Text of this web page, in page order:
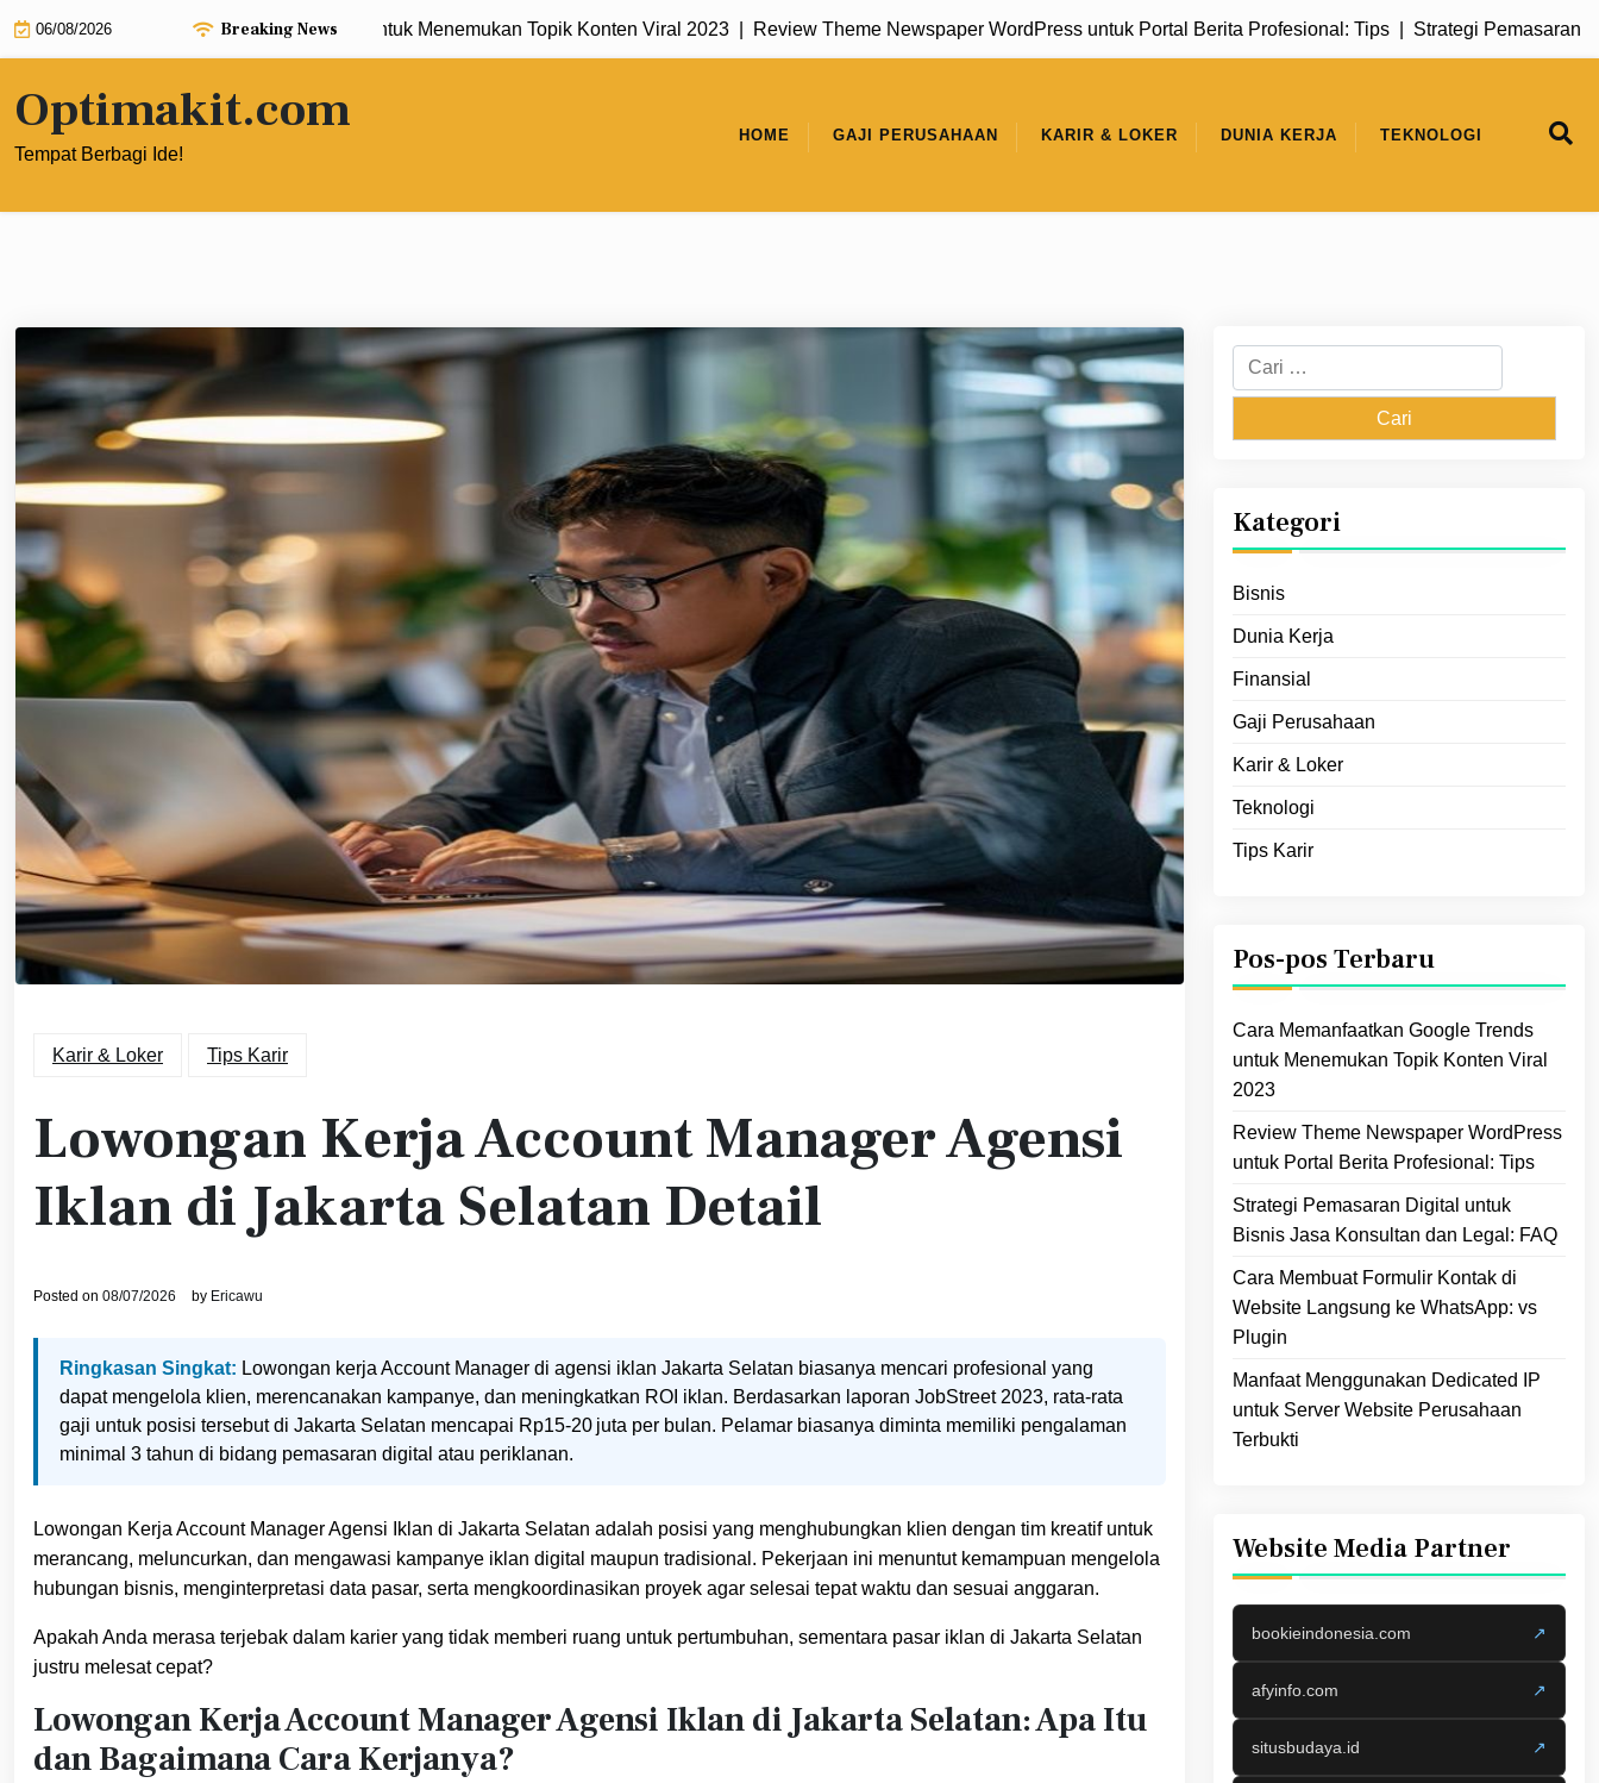
06/08/2026 Breaking News
Memanfaatkan Google Trends untuk Menemukan Topik Konten Viral 2023 |Review Theme Newspaper WordPress untuk Portal Berita Profesional: Tips |Strategi Pemasaran Digital
Optimakit.com
Tempat Berbagi Ide!
HOME GAJI PERUSAHAAN KARIR & LOKER DUNIA KERJA TEKNOLOGI
Karir & Loker Tips Karir
Lowongan Kerja Account Manager Agensi
Iklan di Jakarta Selatan Detail
Posted on 08/07/2026 by Ericawu
Ringkasan Singkat: Lowongan kerja Account Manager di agensi iklan Jakarta Selatan biasanya mencari profesional yang
dapat mengelola klien, merencanakan kampanye, dan meningkatkan ROI iklan. Berdasarkan laporan JobStreet 2023, rata‑rata
gaji untuk posisi tersebut di Jakarta Selatan mencapai Rp15‑20 juta per bulan. Pelamar biasanya diminta memiliki pengalaman
minimal 3 tahun di bidang pemasaran digital atau periklanan.
Lowongan Kerja Account Manager Agensi Iklan di Jakarta Selatan adalah posisi yang menghubungkan klien dengan tim kreatif untuk
merancang, meluncurkan, dan mengawasi kampanye iklan digital maupun tradisional. Pekerjaan ini menuntut kemampuan mengelola
hubungan bisnis, menginterpretasi data pasar, serta mengkoordinasikan proyek agar selesai tepat waktu dan sesuai anggaran.
Apakah Anda merasa terjebak dalam karier yang tidak memberi ruang untuk pertumbuhan, sementara pasar iklan di Jakarta Selatan
justru melesat cepat?
Lowongan Kerja Account Manager Agensi Iklan di Jakarta Selatan: Apa Itu
dan Bagaimana Cara Kerjanya?
Cari
untuk:
Kategori
Bisnis
Dunia Kerja
Finansial
Gaji Perusahaan
Karir & Loker
Teknologi
Tips Karir
Pos-pos Terbaru
Cara Memanfaatkan Google Trends
untuk Menemukan Topik Konten Viral
2023
Review Theme Newspaper WordPress
untuk Portal Berita Profesional: Tips
Strategi Pemasaran Digital untuk
Bisnis Jasa Konsultan dan Legal: FAQ
Cara Membuat Formulir Kontak di
Website Langsung ke WhatsApp: vs
Plugin
Manfaat Menggunakan Dedicated IP
untuk Server Website Perusahaan
Terbukti
Website Media Partner
bookieindonesia.com ↗
afyinfo.com ↗
situsbudaya.id ↗